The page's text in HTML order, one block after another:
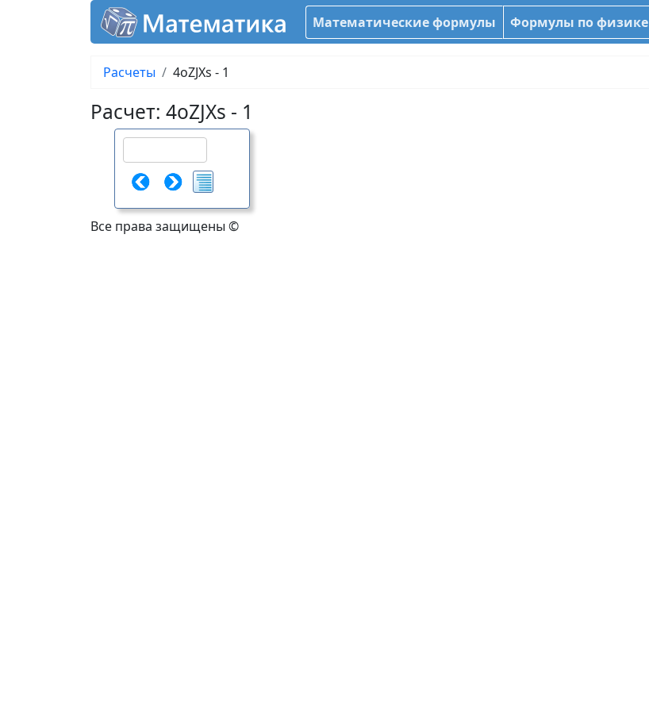
Математические формулы Формулы по физике
Расчеты 4oZJXs - 1
Расчет: 4oZJXs - 1
Все права защищены ©